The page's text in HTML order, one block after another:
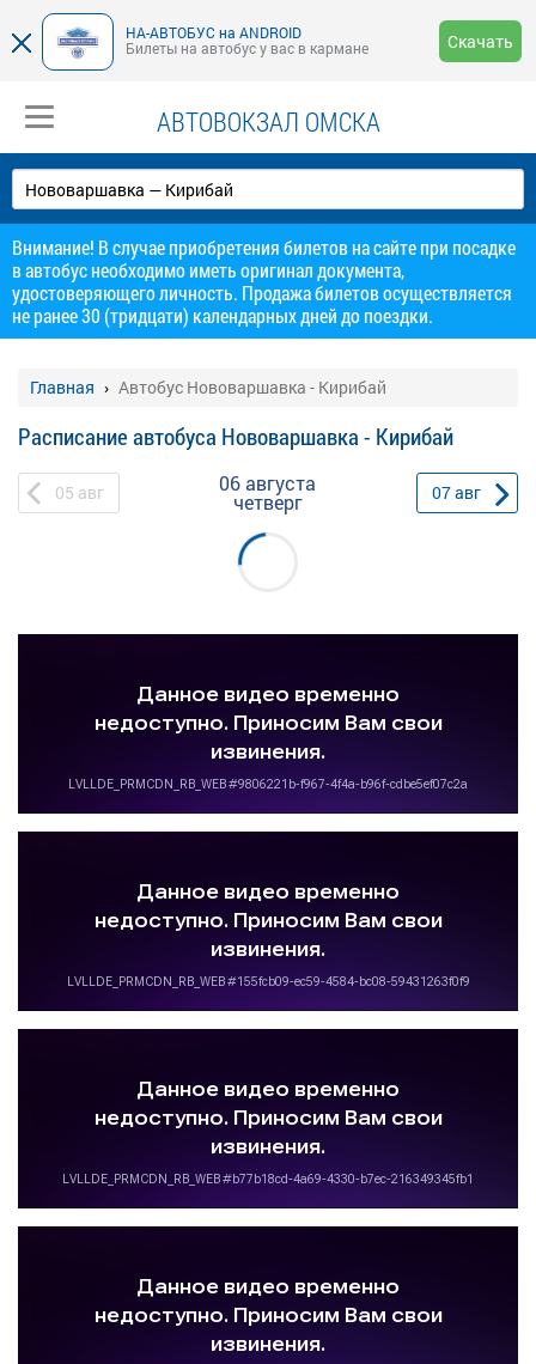
НА-АВТОБУС на ANDROID
Билеты на автобус у вас в кармане
Скачать
АВТОВОКЗАЛ ОМСКА
Внимание! В случае приобретения билетов на сайте при посадке
в автобус необходимо иметь оригинал документа,
удостоверяющего личность. Продажа билетов осуществляется
не ранее 30 (тридцати) календарных дней до поездки.
Главная Автобус Нововаршавка - Кирибай
Расписание автобуса Нововаршавка - Кирибай
05 авг 06 августа
четверг 07авг